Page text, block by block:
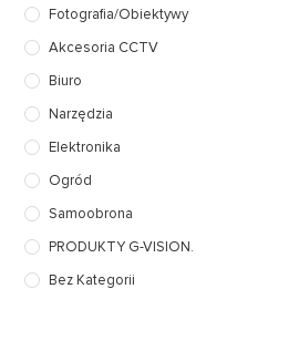
Fotografia/Obiektywy
Akcesoria CCTV
Biuro
Narzędzia
Elektronika
Ogród
Samoobrona
PRODUKTY G-VISION.
Bez Kategorii